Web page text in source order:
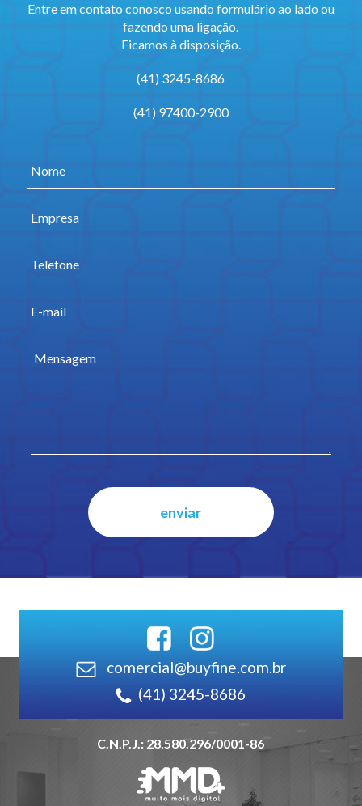
Entre em contato conosco usando formulário ao lado ou
fazendo uma ligação.
Ficamos à disposição.
(41) 3245-8686
(41) 97400-2900
comercial@buyfine.com.br
(41) 3245-8686
C.N.P.J.: 28.580.296/0001-86